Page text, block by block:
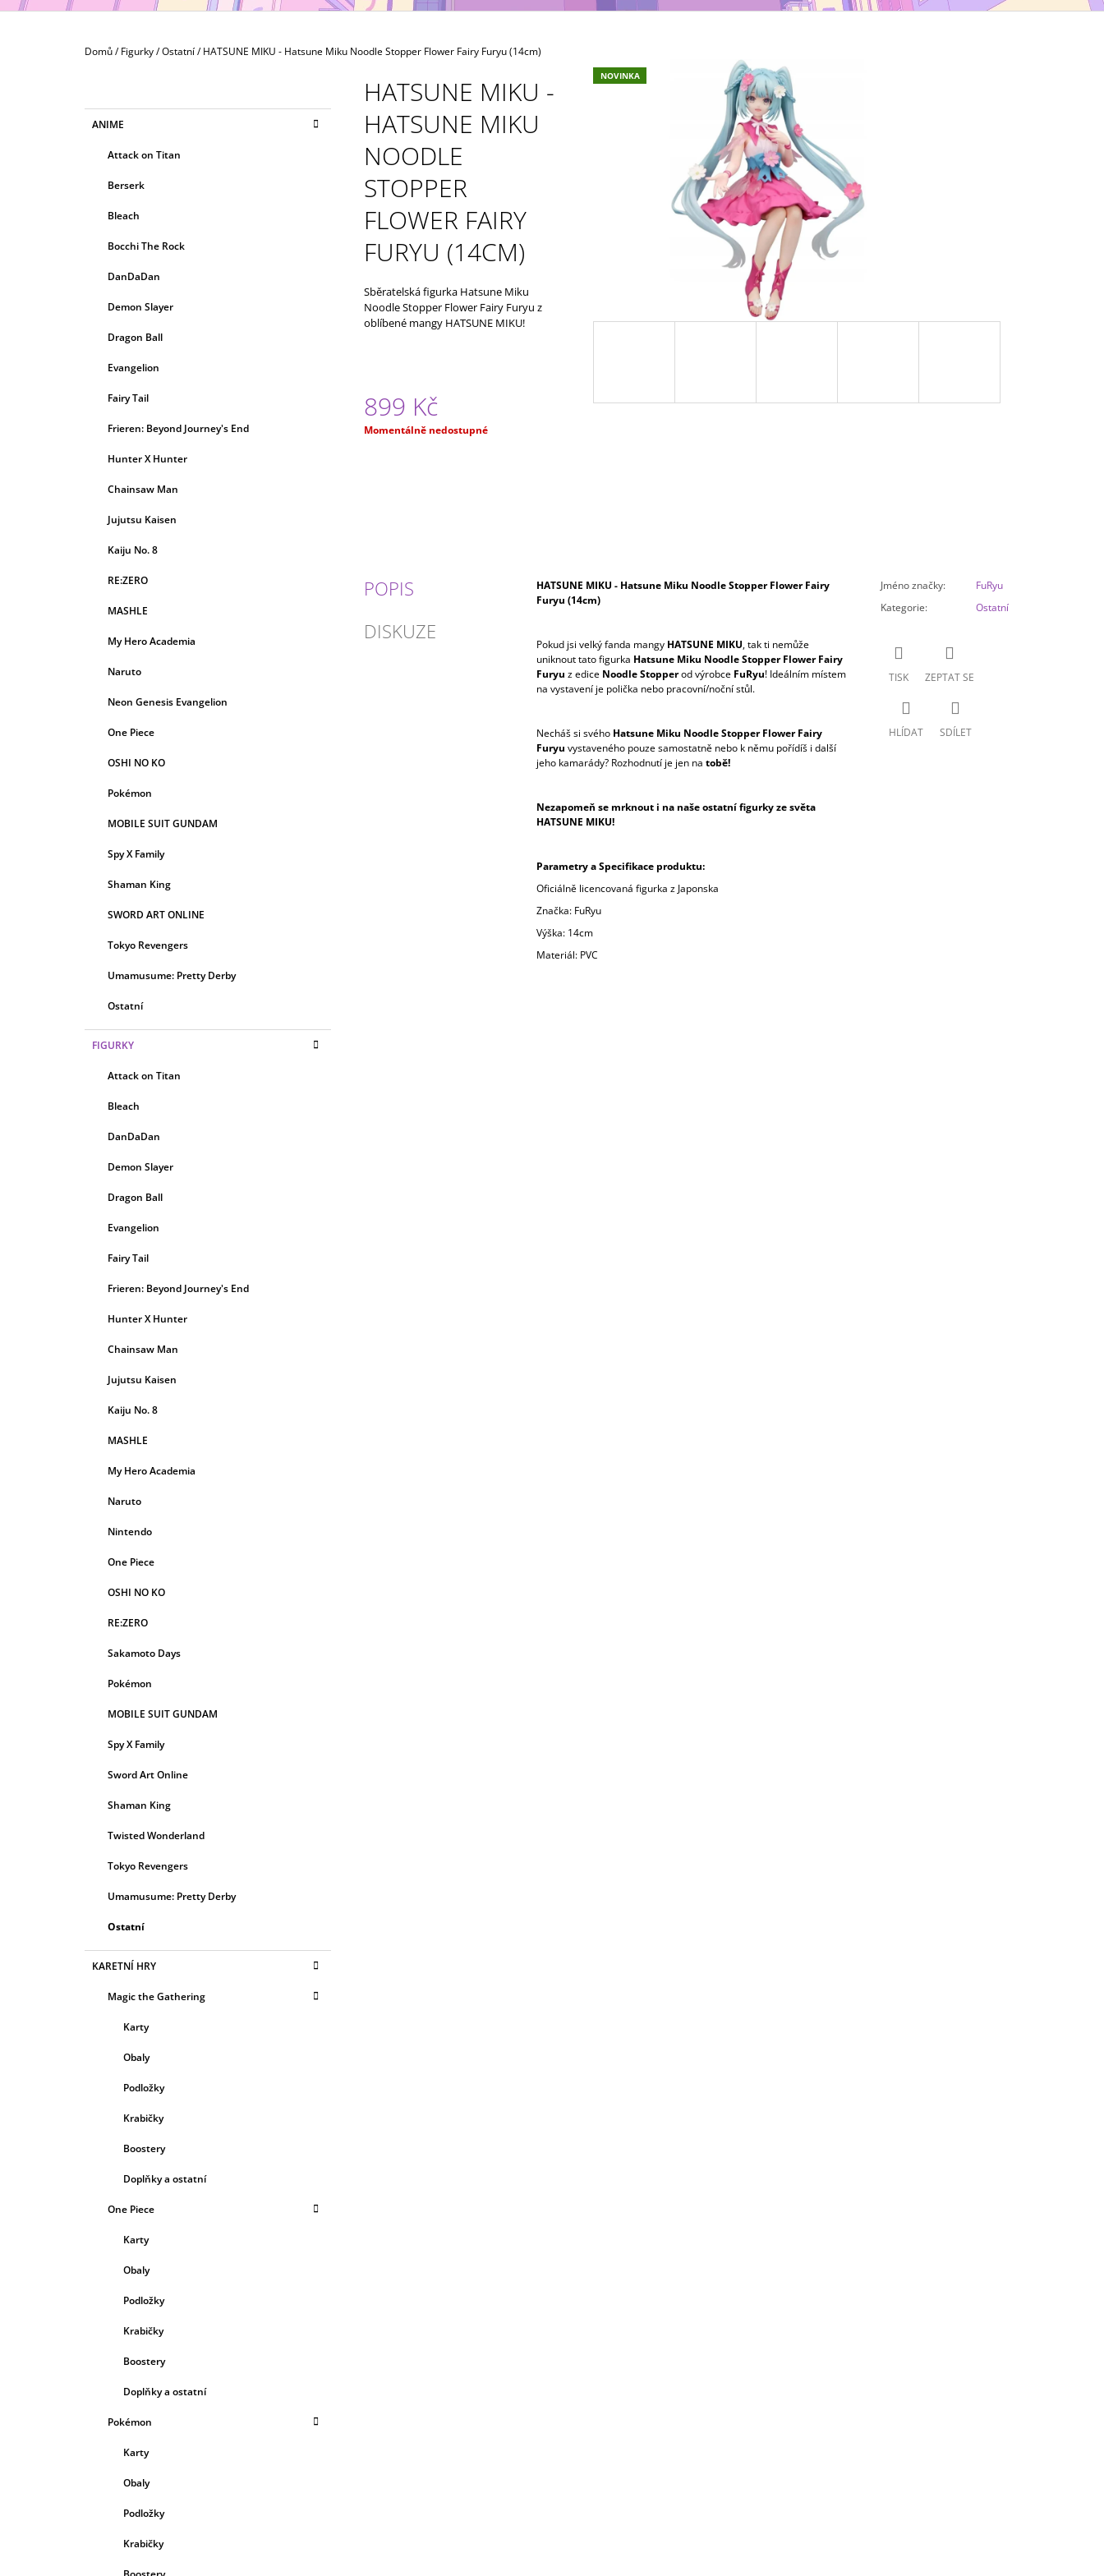
Domů/ Figurky/Ostatní/ HATSUNE MIKU - Hatsune Miku Noodle Stopper Flower Fairy Furyu (14cm)
kategorie
K
AANIME
Attack on Titan
Berserk
Bleach
Bocchi The Rock
DanDaDan
Demon Slayer
Dragon Ball
Evangelion
Fairy Tail
Frieren: Beyond Journey's End
Hunter X Hunter
Chainsaw Man
Jujutsu Kaisen
Kaiju No. 8
RE:ZERO
MASHLE
My Hero Academia
Naruto
Neon Genesis Evangelion
One Piece
OSHI NO KO
Pokémon
MOBILE SUIT GUNDAM
Spy X Family
Shaman King
SWORD ART ONLINE
Tokyo Revengers
Umamusume: Pretty Derby
Ostatní
FIGURKY
Attack on Titan
Bleach
DanDaDan
Demon Slayer
Dragon Ball
Evangelion
Fairy Tail
Frieren: Beyond Journey's End
Hunter X Hunter
Chainsaw Man
Jujutsu Kaisen
Kaiju No. 8
MASHLE
My Hero Academia
Naruto
Nintendo
One Piece
OSHI NO KO
RE:ZERO
Sakamoto Days
Pokémon
MOBILE SUIT GUNDAM
Spy X Family
Sword Art Online
Shaman King
Twisted Wonderland
Tokyo Revengers
Umamusume: Pretty Derby
Ostatní
KARETNÍ HRY
Magic the Gathering
Karty
Obaly
Podložky
Krabičky
Boostery
Doplňky a ostatní
One Piece
Karty
Obaly
Podložky
Krabičky
Boostery
Doplňky a ostatní
Pokémon
Karty
Obaly
Podložky
Krabičky
HATSUNE MIKU -
HATSUNE MIKU
NOODLE
STOPPER
FLOWER FAIRY
FURYU (14CM)
NOVINKA
Sběratelská figurka Hatsune Miku
Noodle Stopper Flower Fairy Furyu z
oblíbené mangy HATSUNE MIKU!
899 Kč
Měrná
Momentálně nedostupné
POPIS
DISKUZE
HATSUNE MIKU - Hatsune Miku Noodle Stopper Flower Fairy
Furyu (14cm)
Pokud jsi velký fanda mangy HATSUNE MIKU, tak ti nemůže
uniknout tato figurka Hatsune Miku Noodle Stopper Flower Fairy
Furyu z edice Noodle Stopperod výrobce FuRyu! Ideálním místem
na vystavení je polička nebo pracovní/noční stůl.
Necháš si svého Hatsune Miku Noodle Stopper Flower Fairy
Furyu vystaveného pouze samostatně nebo k němu pořídíš i další
jeho kamarády? Rozhodnutí je jen na tobě!
Nezapomeň se mrknout i na naše ostatní figurky ze světa
HATSUNE MIKU!
Parametry a Specifikace produktu:
Oficiálně licencovaná figurka z Japonska
Značka: FuRyu
Výška: 14cm
Materiál: PVC
Jméno značky:
FuRyu
Kategorie: Ostatní
TISK ZEPTAT SE
HLÍDAT SDÍLET